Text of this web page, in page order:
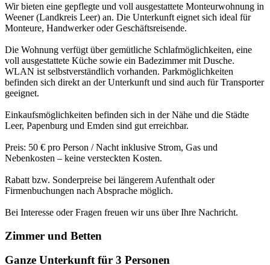
Wir bieten eine gepflegte und voll ausgestattete Monteurwohnung in
Weener (Landkreis Leer) an. Die Unterkunft eignet sich ideal für
Monteure, Handwerker oder Geschäftsreisende.
Die Wohnung verfügt über gemütliche Schlafmöglichkeiten, eine
voll ausgestattete Küche sowie ein Badezimmer mit Dusche.
WLAN ist selbstverständlich vorhanden. Parkmöglichkeiten
befinden sich direkt an der Unterkunft und sind auch für Transporter
geeignet.
Einkaufsmöglichkeiten befinden sich in der Nähe und die Städte
Leer, Papenburg und Emden sind gut erreichbar.
Preis: 50 € pro Person / Nacht inklusive Strom, Gas und
Nebenkosten – keine versteckten Kosten.
Rabatt bzw. Sonderpreise bei längerem Aufenthalt oder
Firmenbuchungen nach Absprache möglich.
Bei Interesse oder Fragen freuen wir uns über Ihre Nachricht.
Zimmer und Betten
Ganze Unterkunft für 3 Personen